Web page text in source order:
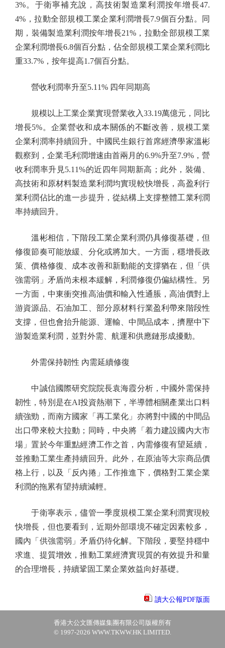
3%。于衛寧補充說，高技術製造業利潤按年增長47.
4%，拉動全部規模工業企業利潤增長7.9個百分點。同
期，裝備製造業利潤按年增長21%，拉動全部規模工業
企業利潤增長6.8個百分點，佔全部規模工業企業利潤比
重33.7%，按年提高1.7個百分點。
營收利潤率升至5.11% 四年同期高
規模以上工業企業實現營業收入33.19萬億元，同比
增長5%。企業營收和成本關係的不斷改善，規模工業
企業利潤率持續回升。中國民生銀行首席經濟學家溫彬
觀察到，企業毛利潤增速由首兩月的6.9%升至7.9%，營
收利潤率升見5.11%的近四年同期新高；此外，裝備、
高技術和原材料製造業利潤均實現較快增長，高盈利行
業利潤佔比的進一步提升，從結構上支撐整體工業利潤
率持續回升。
溫彬相信，下階段工業企業利潤仍具修復基礎，但
修復節奏可能放緩、分化或將加大。一方面，穩增長政
策、價格修復、成本改善和新動能的支撐猶在，但「供
強需弱」矛盾尚未根本緩解，利潤修復仍偏結構性。另
一方面，中東衝突推高油價和輸入性通脹，高油價對上
游資源品、石油加工、部分原材料行業盈利帶來階段性
支撐，但也會抬升能源、運輸、中間品成本，擠壓中下
游製造業利潤，並對外需、航運和供應鏈形成擾動。
外需保持韌性 內需延續修復
中誠信國際研究院院長袁海霞分析，中國外需保持
韌性，特別是在AI投資熱潮下，半導體相關產業出口料
續強勁，而南方國家「再工業化」亦將對中國的中間品
出口帶來較大拉動；同時，中央將「着力建設國內大市
場」置於今年重點經濟工作之首，內需修復有望延續，
並推動工業生產持續回升。此外，在原油等大宗商品價
格上行，以及「反內捲」工作推進下，價格對工業企業
利潤的拖累有望持續減輕。
于衛寧表示，儘管一季度規模工業企業利潤實現較
快增長，但也要看到，近期外部環境不確定因素較多，
國內「供強需弱」矛盾仍待化解。下階段，要堅持穩中
求進、提質增效，推動工業經濟實現質的有效提升和量
的合理增長，持續鞏固工業企業效益向好基礎。
讀大公報PDF版面
香港大公文匯傳媒集團有限公司版權所有
© 1997-2026 WWW.TKWW.HK LIMITED.